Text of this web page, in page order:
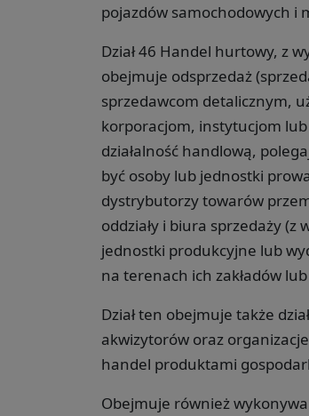
pojazdów samochodowych i
Dział 46 Handel hurtowy, z
obejmuje odsprzedaż
sprzedawcom detalicznym,
korporacjom, instytucjom
działalność handlową,
być osoby lub jednostki
dystrybutorzy towarów
oddziały i biura sprzedaży
jednostki produkcyjne lub
na terenach ich zakładów
Dział ten obejmuje także
akwizytorów oraz
handel produktami
Obejmuje również